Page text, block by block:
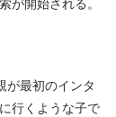
が開始される。
最初のインタ
行くような子で